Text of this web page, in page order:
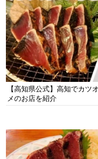
【高知県公式】高知でカツ
メのお店を紹介